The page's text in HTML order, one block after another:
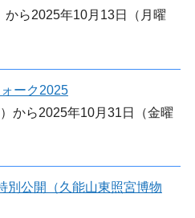
から2025年10月13日（月曜
ーク2025
から2025年10月31日（金曜
別公開（久能山東照宮博物